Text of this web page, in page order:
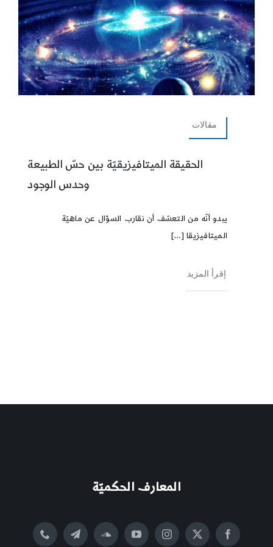
مقالات
الحقيقة الميتافيزيقيّة بين حسّ الطبيعة
وحدس الوجود
يبدو أنّه من التعسّف أن نقارب السؤال عن ماهيّة
الميتافيزيقا [...]
إقرأ المزيد
المعارف الحكميّة